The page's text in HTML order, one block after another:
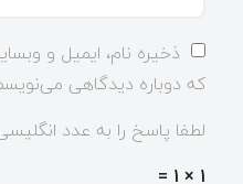
ذخیره نام، ایمیل و
که دوباره دیدگاهی
لطفا پاسخ را به عدد
1 × 1 =